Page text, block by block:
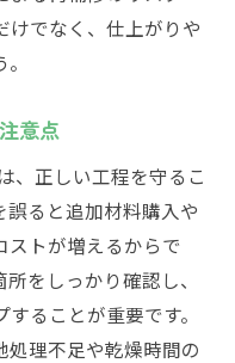
けでなく、仕上がりや
意点
、正しい工程を守るこ
誤ると追加材料購入や
ストが増えるからで
をしっかり確認し、
ることが重要です。
処理不足や乾燥時間の